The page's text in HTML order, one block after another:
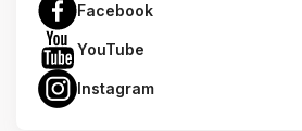
Facebook
YouTube
Instagram